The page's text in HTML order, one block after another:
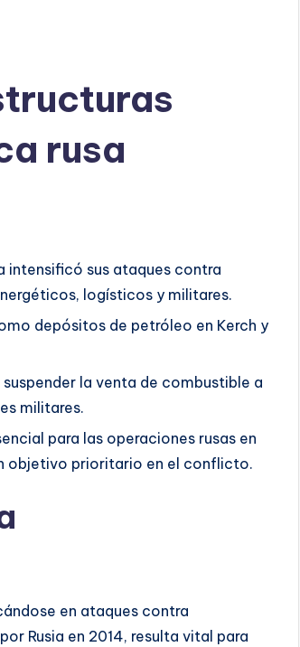
rusa
intensificó sus ataques contra
logísticos y militares.
depósitos de petróleo en Kerch y
la venta de combustible a
militares.
para las operaciones rusas en
objetivo prioritario en el conflicto.
en ataques contra
Rusia en 2014, resulta vital para